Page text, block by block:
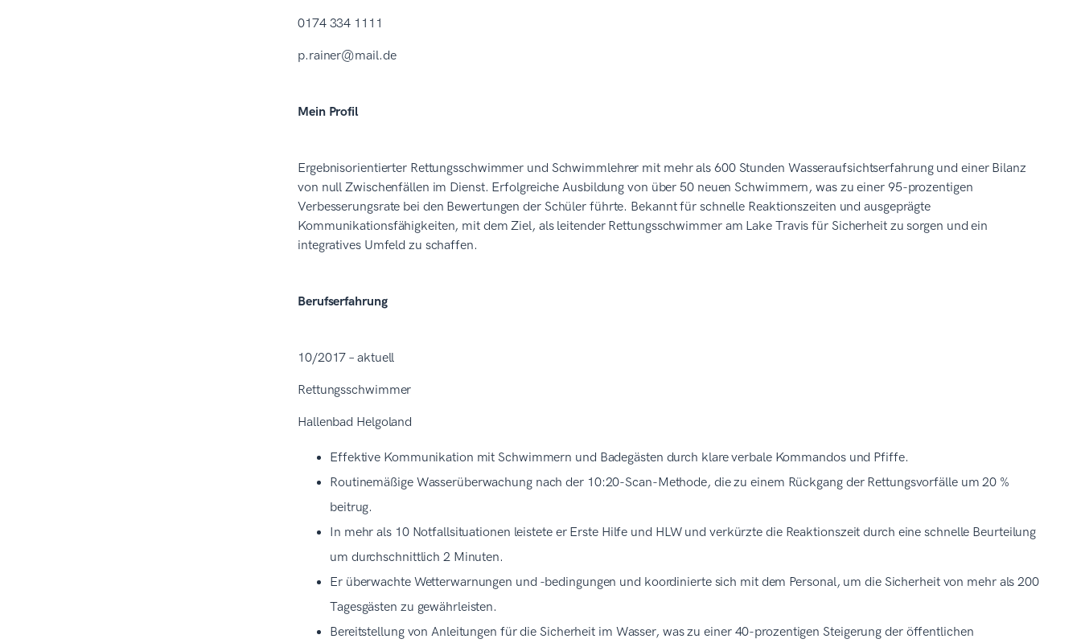
0174 334 1111
p.rainer@mail.de
Mein Profil
Ergebnisorientierter Rettungsschwimmer und Schwimmlehrer mit mehr als 600 Stunden Wasseraufsichtserfahrung und einer Bilanz
von null Zwischenfällen im Dienst. Erfolgreiche Ausbildung von über 50 neuen Schwimmern, was zu einer 95-prozentigen
Verbesserungsrate bei den Bewertungen der Schüler führte. Bekannt für schnelle Reaktionszeiten und ausgeprägte
Kommunikationsfähigkeiten, mit dem Ziel, als leitender Rettungsschwimmer am Lake Travis für Sicherheit zu sorgen und ein
integratives Umfeld zu schaffen.
Berufserfahrung
10/2017 – aktuell
Rettungsschwimmer
Hallenbad Helgoland
Effektive Kommunikation mit Schwimmern und Badegästen durch klare verbale Kommandos und Pfiffe.
Routinemäßige Wasserüberwachung nach der 10:20-Scan-Methode, die zu einem Rückgang der Rettungsvorfälle um 20 %
beitrug.
In mehr als 10 Notfallsituationen leistete er Erste Hilfe und HLW und verkürzte die Reaktionszeit durch eine schnelle Beurteilung
um durchschnittlich 2 Minuten.
Er überwachte Wetterwarnungen und -bedingungen und koordinierte sich mit dem Personal, um die Sicherheit von mehr als 200
Tagesgästen zu gewährleisten.
Bereitstellung von Anleitungen für die Sicherheit im Wasser, was zu einer 40-prozentigen Steigerung der öffentlichen